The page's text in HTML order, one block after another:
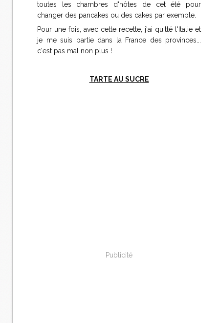
toutes les chambres d'hôtes de cet été pour
changer des pancakes ou des cakes par exemple.
Pour une fois, avec cette recette, j'ai quitté l'Italie et
je me suis partie dans la France des provinces...
c'est pas mal non plus !
TARTE AU SUCRE
Publicité